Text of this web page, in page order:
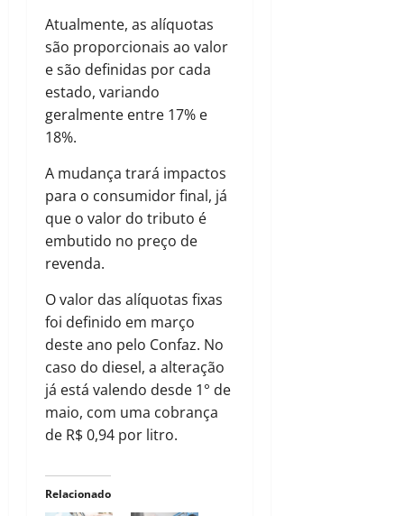
Atualmente, as alíquotas
são proporcionais ao valor
e são definidas por cada
estado, variando
geralmente entre 17% e
18%.
A mudança trará impactos
para o consumidor final, já
que o valor do tributo é
embutido no preço de
revenda.
O valor das alíquotas fixas
foi definido em março
deste ano pelo Confaz. No
caso do diesel, a alteração
já está valendo desde 1° de
maio, com uma cobrança
de R$ 0,94 por litro.
Relacionado